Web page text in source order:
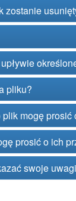
zostanie
pliku?
mogę
prosić o ich
swoje